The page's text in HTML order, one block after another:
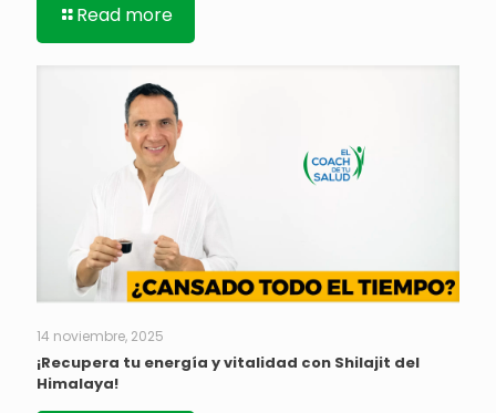
Read more
14 noviembre, 2025
¡Recupera tu energía y vitalidad con Shilajit del
Himalaya!